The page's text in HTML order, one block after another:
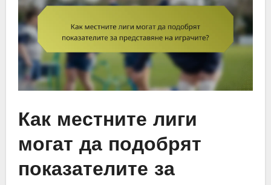
Как местните лиги
могат да подобрят
показателите за